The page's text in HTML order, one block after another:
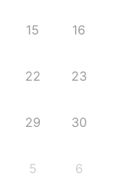
15 16
22 23
29 30
5 6